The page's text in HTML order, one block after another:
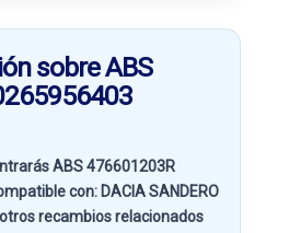
sobre ABS
ABS 476601203R
con: DACIA SANDERO
recambios relacionados